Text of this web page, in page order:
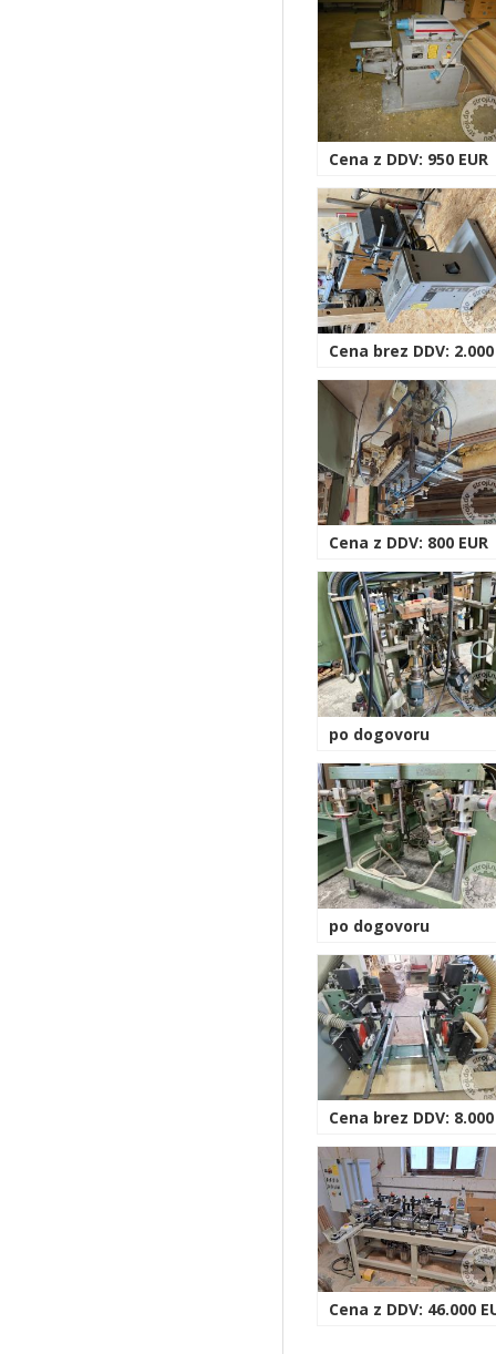
Cena z DDV: 950 EUR
Cena brez DDV: 2.000
Cena z DDV: 800 EUR
po dogovoru
po dogovoru
Cena brez DDV: 8.000
Cena z DDV: 46.000